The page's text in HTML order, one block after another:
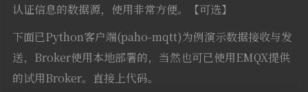
认证信息的数据源，使用非常方便。【可选】
下面已Python客户端(paho-mqtt)为例演示数据接收与发
送，Broker使用本地部署的，当然也可已使用EMQX提供
的试用Broker。直接上代码。